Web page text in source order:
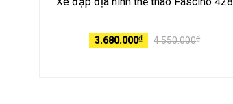
3.680.000₫ 4.550.000₫